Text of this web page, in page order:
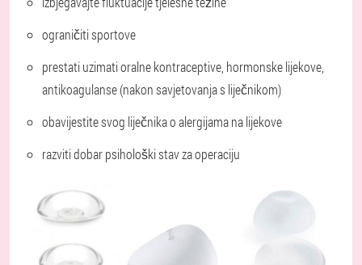
ograničiti sportove
prestati uzimati oralne kontraceptive, hormonske lijekove,
antikoagulanse (nakon savjetovanja s liječnikom)
obavijestite svog liječnika o alergijama na lijekove
razviti dobar psihološki stav za operaciju